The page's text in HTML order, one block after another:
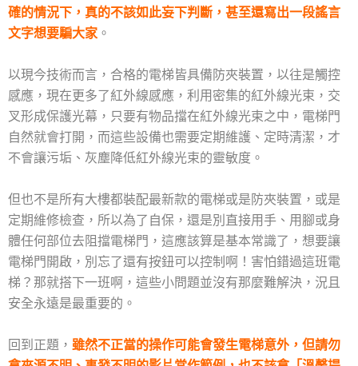
確的情況下，真的不該如此妄下判斷，甚至還寫出一段謠言
文字想要騙大家 。
以現今技術而言，合格的電梯皆具備防夾裝置，以往是觸控
感應，現在更多了紅外線感應，利用密集的紅外線光束，交
叉形成保護光幕，只要有物品擋在紅外線光束之中，電梯門
自然就會打開，而這些設備也需要定期維護、定時清潔，才
不會讓污垢、灰塵降低紅外線光束的靈敏度。
但也不是所有大樓都裝配最新款的電梯或是防夾裝置，或是
定期維修檢查，所以為了自保，還是別 直接用手、用腳或身
體任何部位去阻擋電梯門，這應該算是基本常識了，想要讓
電梯門開啟，別忘了還有按鈕可以控制啊！害怕錯過這班電
梯？那就搭下一班啊，這些小問題並沒有那麼難解決，況且
安全永遠是最重要的。
回到正題， 雖然不正當的操作可能會發生電梯意外，但請勿